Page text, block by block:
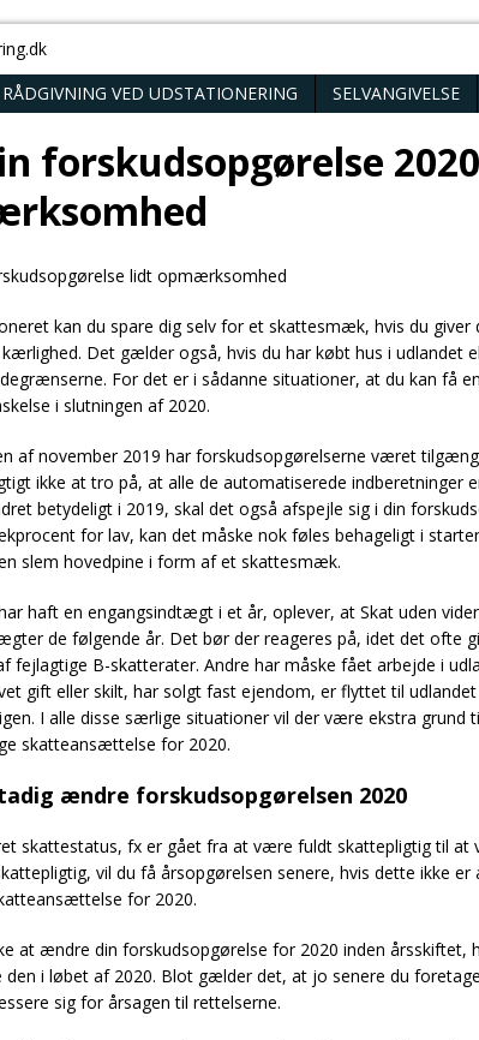
RÅDGIVNING VED UDSTATIONERING SELVANGIVELSE
forskudsopgørelse
kan du spare dig selv for et skattesmæk, hvis du giver
Det gælder også, hvis du har købt hus i udlandet
For det er i sådanne situationer, at du kan få
i slutningen af 2020.
af november 2019 har forskudsopgørelserne været
ikke at tro på, at alle de automatiserede indberetninger
betydeligt i 2019, skal det også afspejle sig i din
for lav, kan det måske nok føles behageligt i
slem hovedpine i form af et skattesmæk.
haft en engangsindtægt i et år, oplever, at Skat uden
de følgende år. Det bør der reageres på, idet det ofte
fejlagtige B-skatterater. Andre har måske fået arbejde i
gift eller skilt, har solgt fast ejendom, er flyttet til
I alle disse særlige situationer vil der være ekstra grund
skatteansættelse for 2020.
ændre forskudsopgørelsen 2020
skattestatus, fx er gået fra at være fuldt skattepligtig til at
vil du få årsopgørelsen senere, hvis dette ikke er
for 2020.
at ændre din forskudsopgørelse for 2020 inden årsskiftet,
i løbet af 2020. Blot gælder det, at jo senere du
sig for årsagen til rettelserne.